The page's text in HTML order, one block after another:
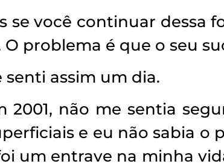
você continuar dessa
problema é que o seu
assim um dia.
não me sentia
e eu não sabia o
um entrave na minha